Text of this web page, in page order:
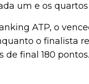
um e os
ATP, o
o finalista
de final 180 pontos.